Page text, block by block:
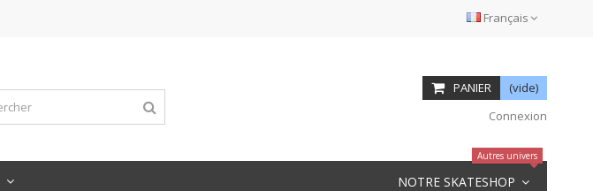
Français
PANIER
(vide)
Connexion
NOTRE SKATESHOP
Autres univers